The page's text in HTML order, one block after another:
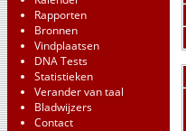
Rapporten
Bronnen
Vindplaatsen
DNA Tests
Statistieken
Verander van taal
Bladwijzers
Contact